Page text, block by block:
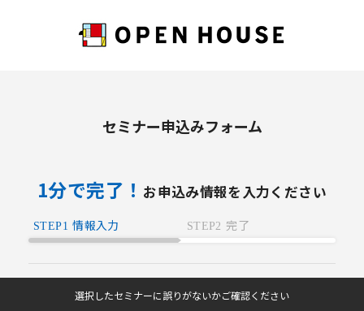
セミナー申込みフォーム
1分で完了！ お申込み情報を入力ください
STEP1 情報入力 STEP2 完了
選択したセミナーに誤りがないかご確認ください